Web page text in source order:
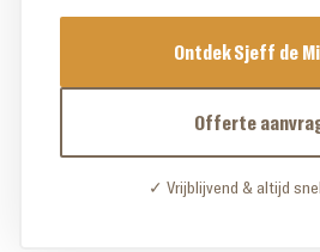
Ontdek Sjeff de
Offerte
✓ Vrijblijvend & altijd